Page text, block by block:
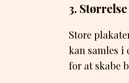
3.
Store
kan samles i
for at skabe